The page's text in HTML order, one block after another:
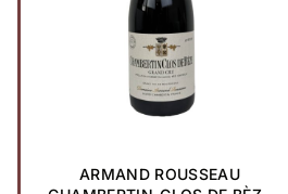
ARMAND ROUSSEAU